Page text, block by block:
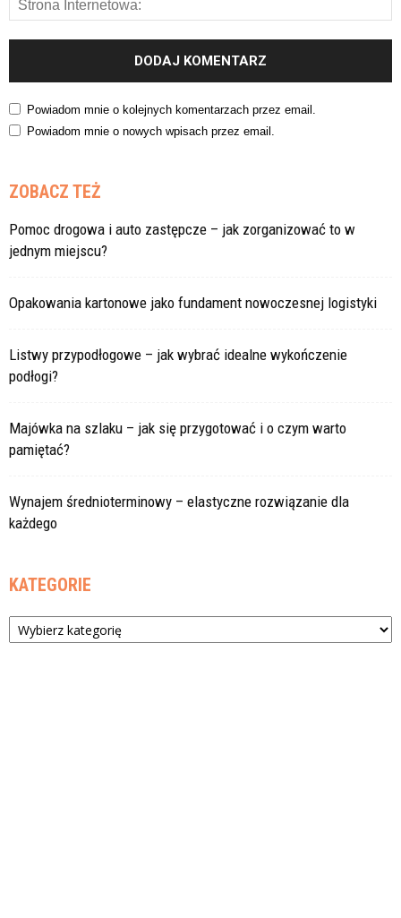
Powiadom mnie o kolejnych komentarzach przez email.
Powiadom mnie o nowych wpisach przez email.
ZOBACZ TEŻ
Pomoc drogowa i auto zastępcze – jak zorganizować to w
jednym miejscu?
Opakowania kartonowe jako fundament nowoczesnej logistyki
Listwy przypodłogowe – jak wybrać idealne wykończenie
podłogi?
Majówka na szlaku – jak się przygotować i o czym warto
pamiętać?
Wynajem średnioterminowy – elastyczne rozwiązanie dla
każdego
KATEGORIE
Kategorie